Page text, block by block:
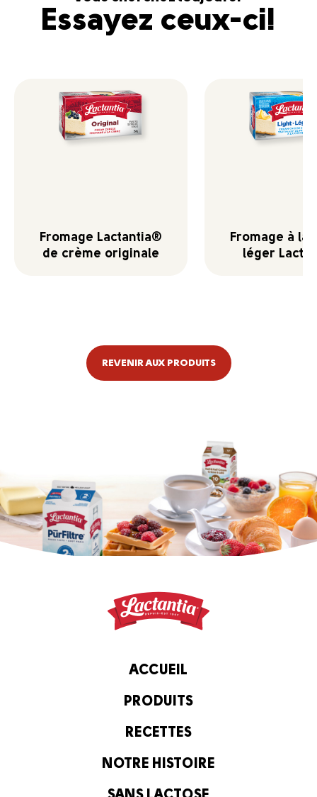
Essayez ceux-ci!
Fromage Lactantia®
de crème originale
Fromage à la
léger
REVENIR AUX PRODUITS
ACCUEIL
PRODUITS
RECETTES
NOTRE HISTOIRE